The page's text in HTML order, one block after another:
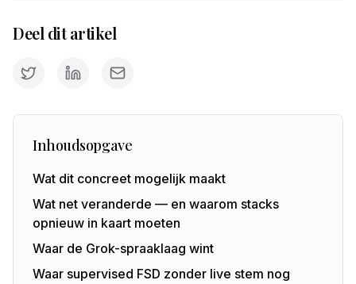
Inhoudsopgave
Wat dit concreet mogelijk maakt
Wat net veranderde — en waarom stacks
opnieuw in kaart moeten
Waar de Grok-spraaklaag wint
Waar supervised FSD zonder live stem nog
Deel dit artikel